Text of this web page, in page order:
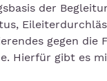
der
gegen
Hierfür gibt es